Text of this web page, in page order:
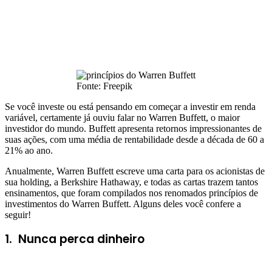
Fonte: Freepik
Se você investe ou está pensando em começar a investir em renda
variável, certamente já ouviu falar no Warren Buffett, o maior
investidor do mundo. Buffett apresenta retornos impressionantes de
suas ações, com uma média de rentabilidade desde a década de 60 a
21% ao ano.
Anualmente, Warren Buffett escreve uma carta para os acionistas de
sua holding, a Berkshire Hathaway, e todas as cartas trazem tantos
ensinamentos, que foram compilados nos renomados princípios de
investimentos do Warren Buffett. Alguns deles você confere a
seguir!
1. Nunca perca dinheiro